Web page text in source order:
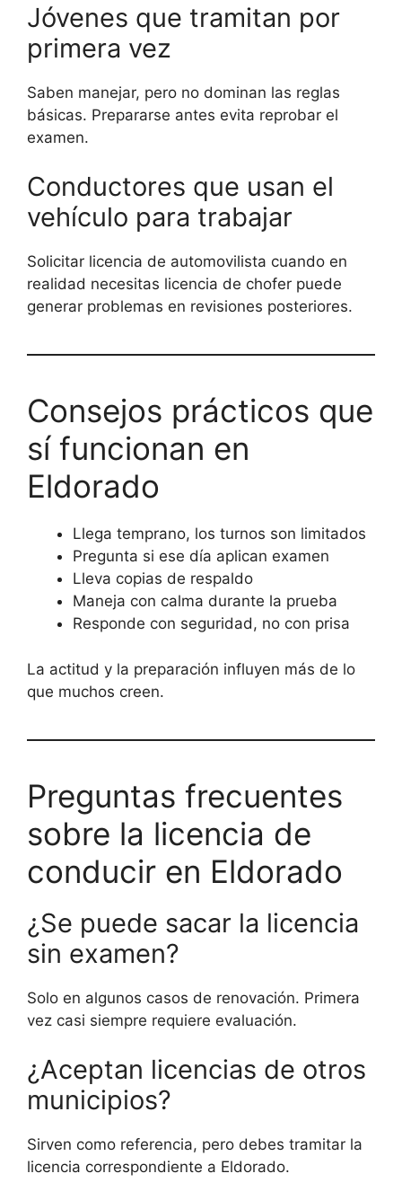
Jóvenes que tramitan por
primera vez
Saben manejar, pero no dominan las reglas
básicas. Prepararse antes evita reprobar el
examen.
Conductores que usan el
vehículo para trabajar
Solicitar licencia de automovilista cuando en
realidad necesitas licencia de chofer puede
generar problemas en revisiones posteriores.
Consejos prácticos que
sí funcionan en
Eldorado
Llega temprano, los turnos son limitados
Pregunta si ese día aplican examen
Lleva copias de respaldo
Maneja con calma durante la prueba
Responde con seguridad, no con prisa
La actitud y la preparación influyen más de lo
que muchos creen.
Preguntas frecuentes
sobre la licencia de
conducir en Eldorado
¿Se puede sacar la licencia
sin examen?
Solo en algunos casos de renovación. Primera
vez casi siempre requiere evaluación.
¿Aceptan licencias de otros
municipios?
Sirven como referencia, pero debes tramitar la
licencia correspondiente a Eldorado.